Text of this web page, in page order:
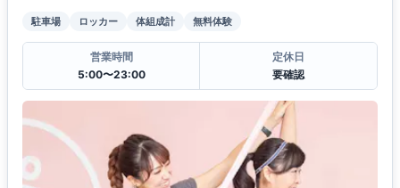
駐車場 ロッカー 体組成計 無料体験
営業時間
5:00〜23:00
定休日
要確認